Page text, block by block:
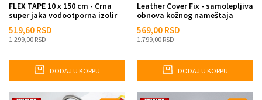
FLEX TAPE 10 x 150 cm - Crna
super jaka vodootporna izolir
519,60 RSD
1.299,00RSD
DODAJ U KORPU
Leather Cover Fix - samolepljiva
obnova kožnog nameštaja
569,00 RSD
1.799,00RSD
DODAJ U KORPU